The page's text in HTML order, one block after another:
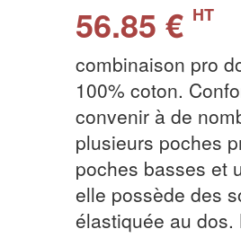
56.85 € HT
combinaison pro
100% coton.
convenir à de
plusieurs poches
poches basses et
elle possède des
élastiquée au